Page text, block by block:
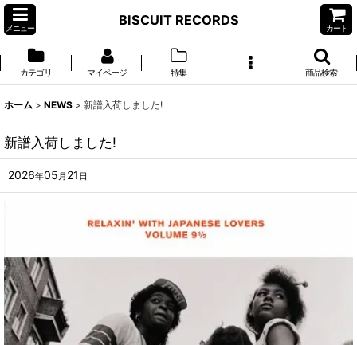
メニュー
BISCUIT RECORDS
カート
カテゴリ マイページ 特集 商品検索
ホーム > NEWS > 新譜入荷しました!
新譜入荷しました!
2026年05 月 21 日